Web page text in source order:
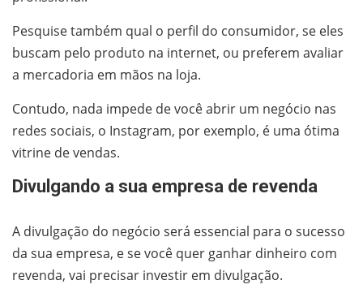
Pesquise também qual o perfil do consumidor, se eles
buscam pelo produto na internet, ou preferem avaliar
a mercadoria em mãos na loja.
Contudo, nada impede de você abrir um negócio nas
redes sociais, o Instagram, por exemplo, é uma ótima
vitrine de vendas.
Divulgando a sua empresa de revenda
A divulgação do negócio será essencial para o sucesso
da sua empresa, e se você quer ganhar dinheiro com
revenda, vai precisar investir em divulgação.